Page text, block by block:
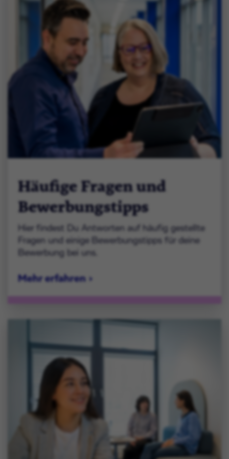
Häufige Fragen und
Bewerbungstipps
Hier findest Du Antworten auf häufig gestellte
Fragen und einige Bewerbungstipps für deine
Bewerbung bei uns.
Mehr erfahren